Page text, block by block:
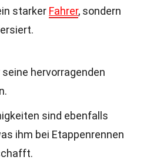
starker Fahrer, sondern
hervorragenden
sind ebenfalls
ihm bei Etappenrennen